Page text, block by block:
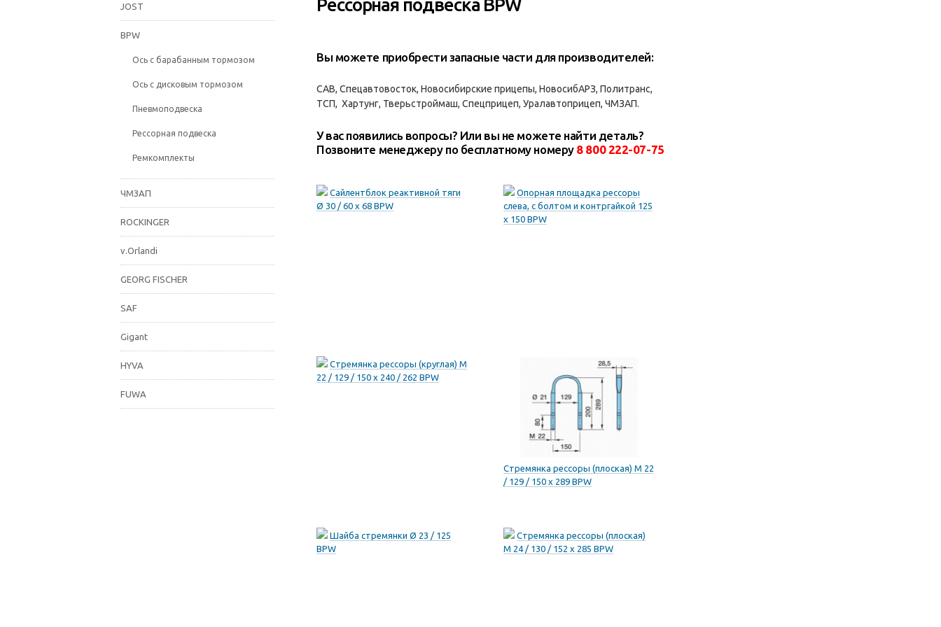
JOST
BPW
Ось с барабанным тормозом
Ось с дисковым тормозом
Пневмоподвеска
Рессорная подвеска
Ремкомплекты
ЧМЗАП
ROCKINGER
v.Orlandi
GEORG FISCHER
SAF
Gigant
HYVA
FUWA
Рессорная подвеска BPW
Вы можете приобрести запасные части для производителей:
САВ, Спецавтовосток, Новосибирские прицепы, НовосибАРЗ, Политранс,
ТСП, Хартунг, Тверьстроймаш, Спецприцеп, Уралавтоприцеп, ЧМЗАП.
У вас появились вопросы? Или вы не можете найти деталь?
Позвоните менеджеру по бесплатному номеру 8 800 222-07-75
Сайлентблок реактивной тяги
Ø 30 / 60 x 68 BPW
Опорная площадка рессоры
слева, с болтом и контргайкой 125
x 150 BPW
Стремянка рессоры (круглая) M
22 / 129 / 150 x 240 / 262 BPW
Стремянка рессоры (плоская) M 22
/ 129 / 150 x 289 BPW
Шайба стремянки Ø 23 / 125
BPW
Стремянка рессоры (плоская)
M 24 / 130 / 152 x 285 BPW